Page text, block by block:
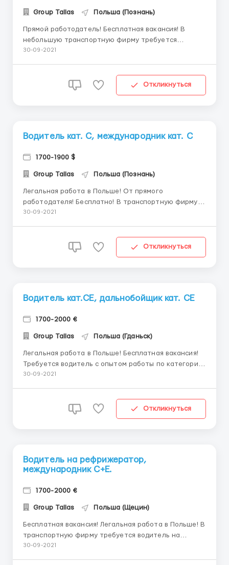
Group Tallas Польша (Познань)
Прямой работодатель! Бесплатная вакансия! В
небольшую транспортную фирму требуется
водитель с категорией С !!! С опытом работы по ЕС
Авто: Mersedes - коробка автомат. Евро 5. В машине
30-09-2021
Откликнуться
Водитель кат. С, международник кат. С
1700-1900 $
Group Tallas Польша (Познань)
Легальная работа в Польше! От прямого
работодателя! Бесплатно! В транспортную фирму
требуется водитель с категорией С, обязательно с
30-09-2021
Откликнуться
Водитель кат.СЕ, дальнобойщик кат. СЕ
1700-2000 €
Group Tallas Польша (Гданьск)
Легальная работа в Польше! Бесплатная вакансия!
Требуется водитель с опытом работы по категории
СЕ от 6 месяцев! Фирма находится в городе Бытония
по Европе в направлении Швейцарии. ...
30-09-2021
Откликнуться
Водитель на рефрижератор,
международник С+Е.
1700-2000 €
Group Tallas Польша (Щецин)
Бесплатная вакансия! Легальная работа в Польше! В
транспортную фирму требуется водитель на
рефрижератор! Опыт работы по категории С+Е от 6
30-09-2021